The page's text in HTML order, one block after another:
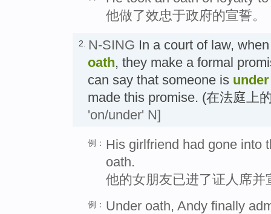
他做了效忠于政府的宣誓。
2. N-SING In a court of law,
oath, they make a formal
can say that someone is
made this promise. (在法庭上
'on/under' N]
例： His girlfriend had gone into
oath.
他的女朋友已进了证人席并
例： Under oath, Andy finally